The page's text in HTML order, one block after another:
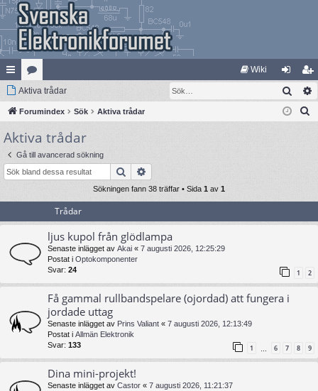
na
bb
lä
nk
ar
at
eg
ori
er
Wiki
og
ga
li
m
Aktiva trådar Sök
Forumindex Sök Aktiva trådar
Aktiva trådar
Gå till avancerad sökning
Sök
Sökningen fann 38 träffar • Sida 1 av 1
Trådar
ljus kupol från glödlampa
Senaste inlägget av Akai « 7 augusti 2026, 12:25:29
Postat i Optokomponenter
Svar: 24 1 2
Få gammal rullbandspelare (ojordad) att fungera i
jordade uttag
Senaste inlägget av Prins Valiant « 7 augusti 2026, 12:13:49
Postat i Allmän Elektronik
Svar: 133 1 … 6 7 8 9
Dina mini-projekt!
Senaste inlägget av Castor « 7 augusti 2026, 11:21:37